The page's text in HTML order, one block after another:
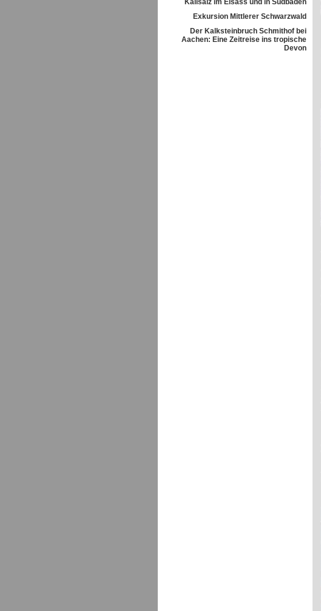
Kalisalz im Elsass und in Südbaden
Exkursion Mittlerer Schwarzwald
Der Kalksteinbruch Schmithof bei
Aachen: Eine Zeitreise ins tropische
Devon